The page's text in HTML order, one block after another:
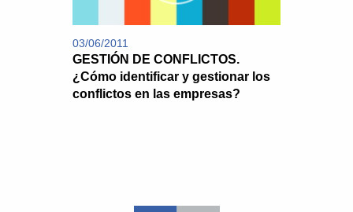
03/06/2011
GESTIÓN DE CONFLICTOS.
¿Cómo identificar y gestionar los
conflictos en las empresas?